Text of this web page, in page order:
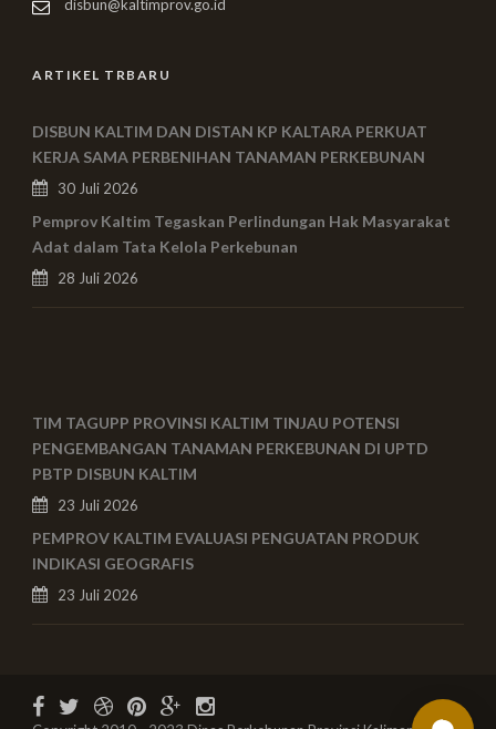
disbun@kaltimprov.go.id
ARTIKEL TRBARU
DISBUN KALTIM DAN DISTAN KP KALTARA PERKUAT
KERJA SAMA PERBENIHAN TANAMAN PERKEBUNAN
30 Juli 2026
Pemprov Kaltim Tegaskan Perlindungan Hak Masyarakat
Adat dalam Tata Kelola Perkebunan
28 Juli 2026
TIM TAGUPP PROVINSI KALTIM TINJAU POTENSI
PENGEMBANGAN TANAMAN PERKEBUNAN DI UPTD
PBTP DISBUN KALTIM
23 Juli 2026
PEMPROV KALTIM EVALUASI PENGUATAN PRODUK
INDIKASI GEOGRAFIS
23 Juli 2026